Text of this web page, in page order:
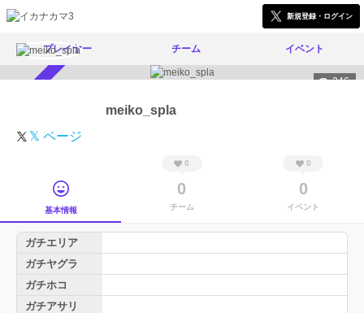
新規登録・ログイン
プレイヤー チーム イベント
246
meiko_spla
𝕏 ページ
基本情報
0
0
チーム
0
0
イベント
ガチエリア
ガチヤグラ
ガチホコ
ガチアサリ